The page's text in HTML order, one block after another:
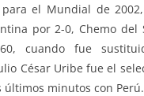
para el Mundial de
por 2-0, Chemo del
cuando fue
César Uribe fue el
últimos minutos con Perú.